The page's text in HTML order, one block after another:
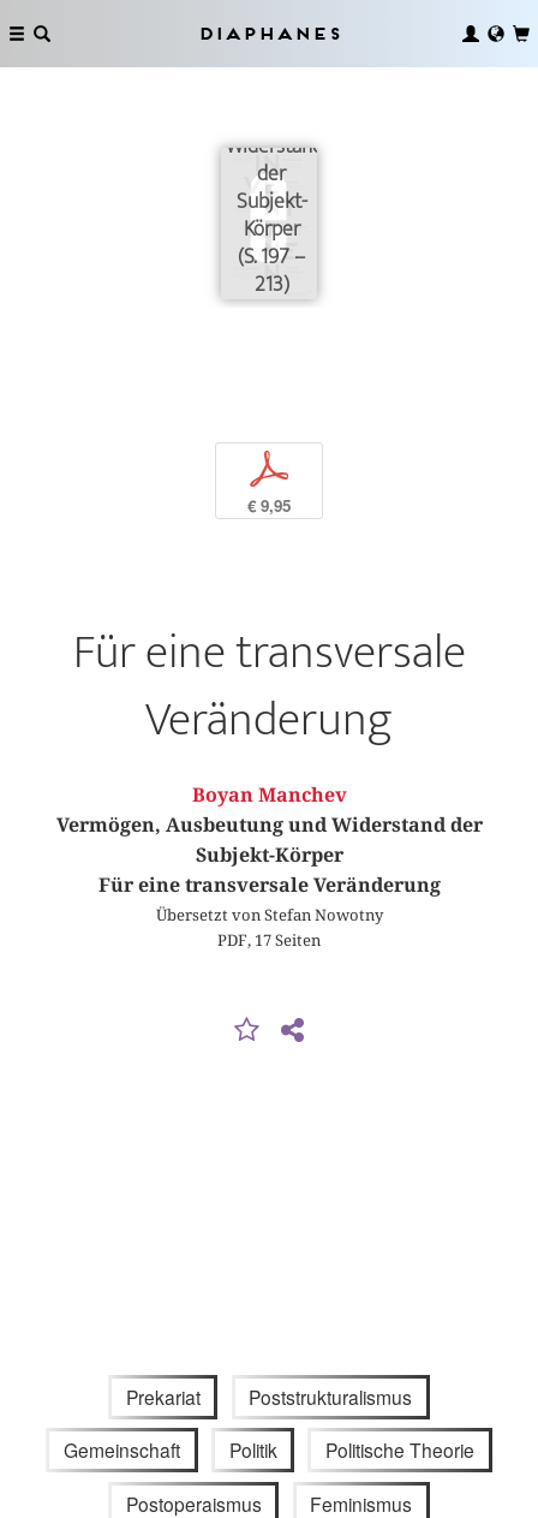
Diaphanes
Vermögen,
Widerstand
der
Subjekt-
Körper
(S. 197 –
213)
p
€ 9,95
Für eine transversale
Veränderung
Boyan Manchev
Vermögen, Ausbeutung und Widerstand der
Subjekt-Körper
Für eine transversale Veränderung
Übersetzt von Stefan Nowotny
PDF, 17 Seiten
Prekariat Poststrukturalismus
Gemeinschaft Politik Politische Theorie
Postoperaismus Feminismus